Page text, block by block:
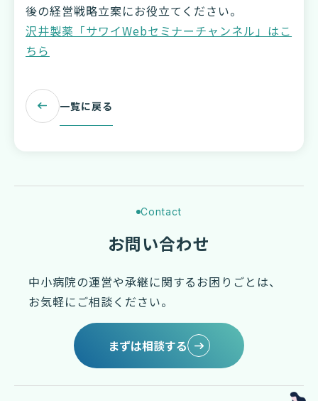
後の経営戦略立案にお役立てください。
沢井製薬「サワイWebセミナーチャンネル」はこ
ちら
一覧に戻る
Contact
お問い合わせ
中小病院の運営や承継に関するお困りごとは、
お気軽にご相談ください。
まずは相談する